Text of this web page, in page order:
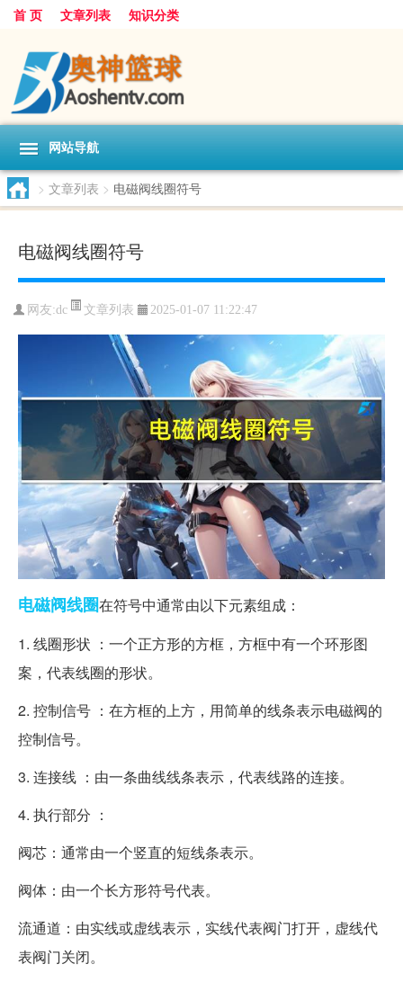
首 页 文章列表 知识分类
网站导航
> 文章列表 > 电磁阀线圈符号
电磁阀线圈符号
网友:dc 文章列表 2025-01-07 11:22:47
电磁阀线圈在符号中通常由以下元素组成：
1. 线圈形状 ：一个正方形的方框，方框中有一个环形图
案，代表线圈的形状。
2. 控制信号 ：在方框的上方，用简单的线条表示电磁阀的
控制信号。
3. 连接线 ：由一条曲线线条表示，代表线路的连接。
4. 执行部分 ：
阀芯：通常由一个竖直的短线条表示。
阀体：由一个长方形符号代表。
流通道：由实线或虚线表示，实线代表阀门打开，虚线代
表阀门关闭。